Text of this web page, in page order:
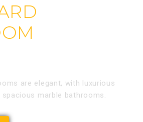
are elegant, with luxurious
marble bathrooms.